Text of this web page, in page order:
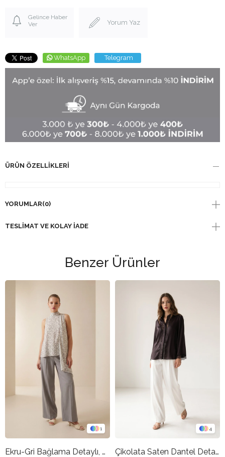
Gelince Haber
Ver
Yorum Yaz
WhatsApp Telegram
ÜRÜN ÖZELLIKLERI
YORUMLAR(0)
TESLIMAT VE KOLAY İADE
Benzer Ürünler
1
Ekru-Gri Bağlama Detaylı, Desenli Kolsuz Rahat Kesim Bluz
4
Çikolata Saten Dantel Detaylı Uzun Kollu Rahat Kesim Bluz